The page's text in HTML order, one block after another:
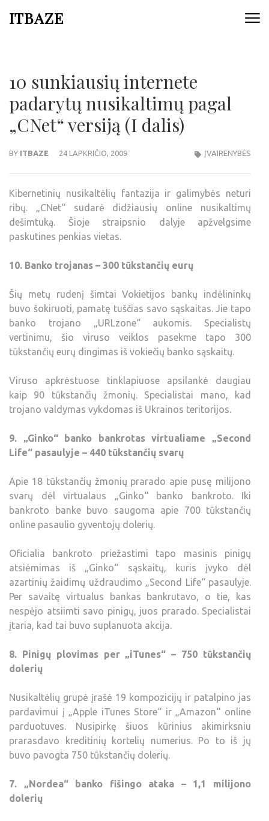
ITBAZE
10 sunkiausių internete
padarytų nusikaltimų pagal
„CNet“ versiją (I dalis)
BY ITBAZE 24 LAPKRIČIO, 2009 ĮVAIRENYBĖS
Kibernetinių nusikaltėlių fantazija ir galimybės neturi
ribų. „CNet“ sudarė didžiausių online nusikaltimų
dešimtuką. Šioje straipsnio dalyje apžvelgsime
paskutines penkias vietas.
10. Banko trojanas – 300 tūkstančių eurų
Šių metų rudenį šimtai Vokietijos bankų indėlininkų
buvo šokiruoti, pamatę tuščias savo sąskaitas. Jie tapo
banko trojano „URLzone“ aukomis. Specialistų
vertinimu, šio viruso veiklos pasekme tapo 300
tūkstančių eurų dingimas iš vokiečių banko sąskaitų.
Viruso apkrėstuose tinklapiuose apsilankė daugiau
kaip 90 tūkstančių žmonių. Specialistai mano, kad
trojano valdymas vykdomas iš Ukrainos teritorijos.
9. „Ginko“ banko bankrotas virtualiame „Second
Life“ pasaulyje – 440 tūkstančių svarų
Apie 18 tūkstančių žmonių prarado apie pusę milijono
svarų dėl virtualaus „Ginko“ banko bankroto. Iki
bankroto banke buvo saugoma apie 700 tūkstančių
online pasaulio gyventojų dolerių.
Oficialia bankroto priežastimi tapo masinis pinigų
atsiėmimas iš „Ginko“ sąskaitų, kuris įvyko dėl
azartinių žaidimų uždraudimo „Second Life“ pasaulyje.
Per savaitę virtualus bankas bankrutavo, o tie, kas
nespėjo atsiimti savo pinigų, juos prarado. Specialistai
įtaria, kad tai buvo suplanuota akcija.
8. Pinigų plovimas per „iTunes“ – 750 tūkstančių
dolerių
Nusikaltėlių grupė įrašė 19 kompozicijų ir patalpino jas
pardavimui į „Apple iTunes Store“ ir „Amazon“ online
parduotuves. Nusipirkę šiuos kūrinius akimirksniu
prarasdavo kreditinių kortelių numerius. Po to iš jų
buvo pavogta 750 tūkstančių dolerių.
7. „Nordea“ banko fišingo ataka – 1,1 milijono
dolerių